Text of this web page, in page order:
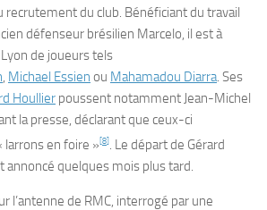
du club. Bénéficiant du travail
défenseur brésilien Marcelo, il est à
de joueurs tels
, Michael Essien ou Mahamadou Diarra. Ses
Houllier poussent notamment Jean-Michel
la presse, déclarant que ceux-ci
larrons en foire »[8]. Le départ de Gérard
annoncé quelques mois plus tard.
l’antenne de RMC, interrogé par une